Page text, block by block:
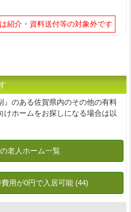
紹介・資料送付等の対象外です
』のある佐賀県内のその他の有料
けホームをお探しになる場合は以